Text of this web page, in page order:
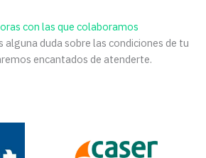
con las que colaboramos
alguna duda sobre las condiciones de tu
encantados de atenderte.